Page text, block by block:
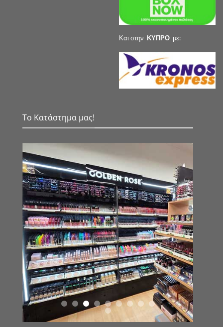
Και στην ΚΥΠΡΟ με:
Το Κατάστημα μας!